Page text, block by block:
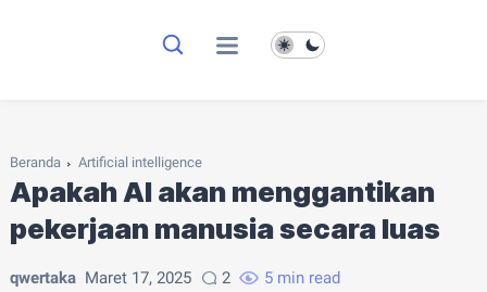
Beranda Artificial intelligence
Apakah AI akan menggantikan
pekerjaan manusia secara luas
qwertaka Maret 17, 2025 2 5 min read